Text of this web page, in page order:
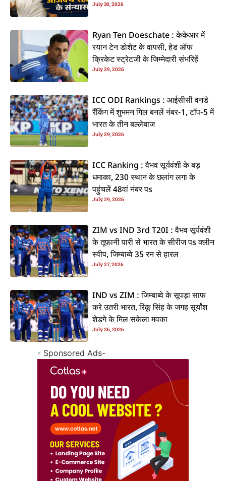
कइलें एलान
July 30, 2026
Ryan Ten Doeschate : केकेआर में
रयान टेन डोशेट के वापसी, हेड ऑफ
क्रिकेट स्ट्रेटजी के जिम्मेदारी संभरिहें
July 29, 2026
ICC ODI Rankings : आईसीसी वनडे
रैंकिंग में शुभमन गिल बनलें नंबर-1, टॉप-5 में
भारत के तीन बल्लेबाज
July 29, 2026
ICC Ranking : वैभव सूर्यवंशी के बड़
धमाका, 230 स्थान के छलांग लगा के
पहुंचलें 48वां नंबर पs
July 29, 2026
ZIM vs IND 3rd T20I : वैभव सूर्यवंशी
के तूफानी पारी से भारत के सीरीज पs क्लीन
स्वीप, जिम्बाब्वे 35 रन से हारल
July 27, 2026
IND vs ZIM : जिम्बाब्वे के सूपड़ा साफ
करे उतरी भारत, रिंकू सिंह के जगह सूर्यांश
शेडगे के मिल सकेला मवका
July 26, 2026
- Sponsored Ads-